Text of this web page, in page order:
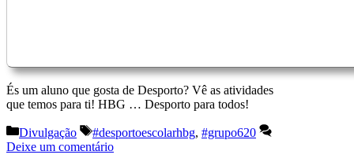
És um aluno que gosta de Desporto? Vê as atividades
que temos para ti! HBG … Desporto para todos!
Categorias
Divulgação Etiquetas
#desportoescolarhbg, #grupo620
Deixe um comentário